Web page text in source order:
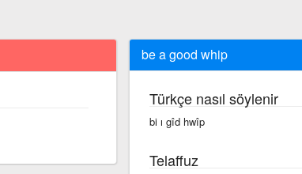
be a good whip
Türkçe nasıl söylenir
bi ı gîd hwîp
Telaffuz